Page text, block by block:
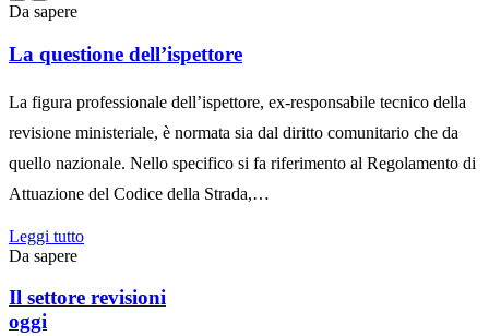
Da sapere
La questione dell’ispettore
La figura professionale dell’ispettore, ex-responsabile tecnico della
revisione ministeriale, è normata sia dal diritto comunitario che da
quello nazionale. Nello specifico si fa riferimento al Regolamento di
Attuazione del Codice della Strada,…
Leggi tutto
Da sapere
Il settore revisioni
oggi